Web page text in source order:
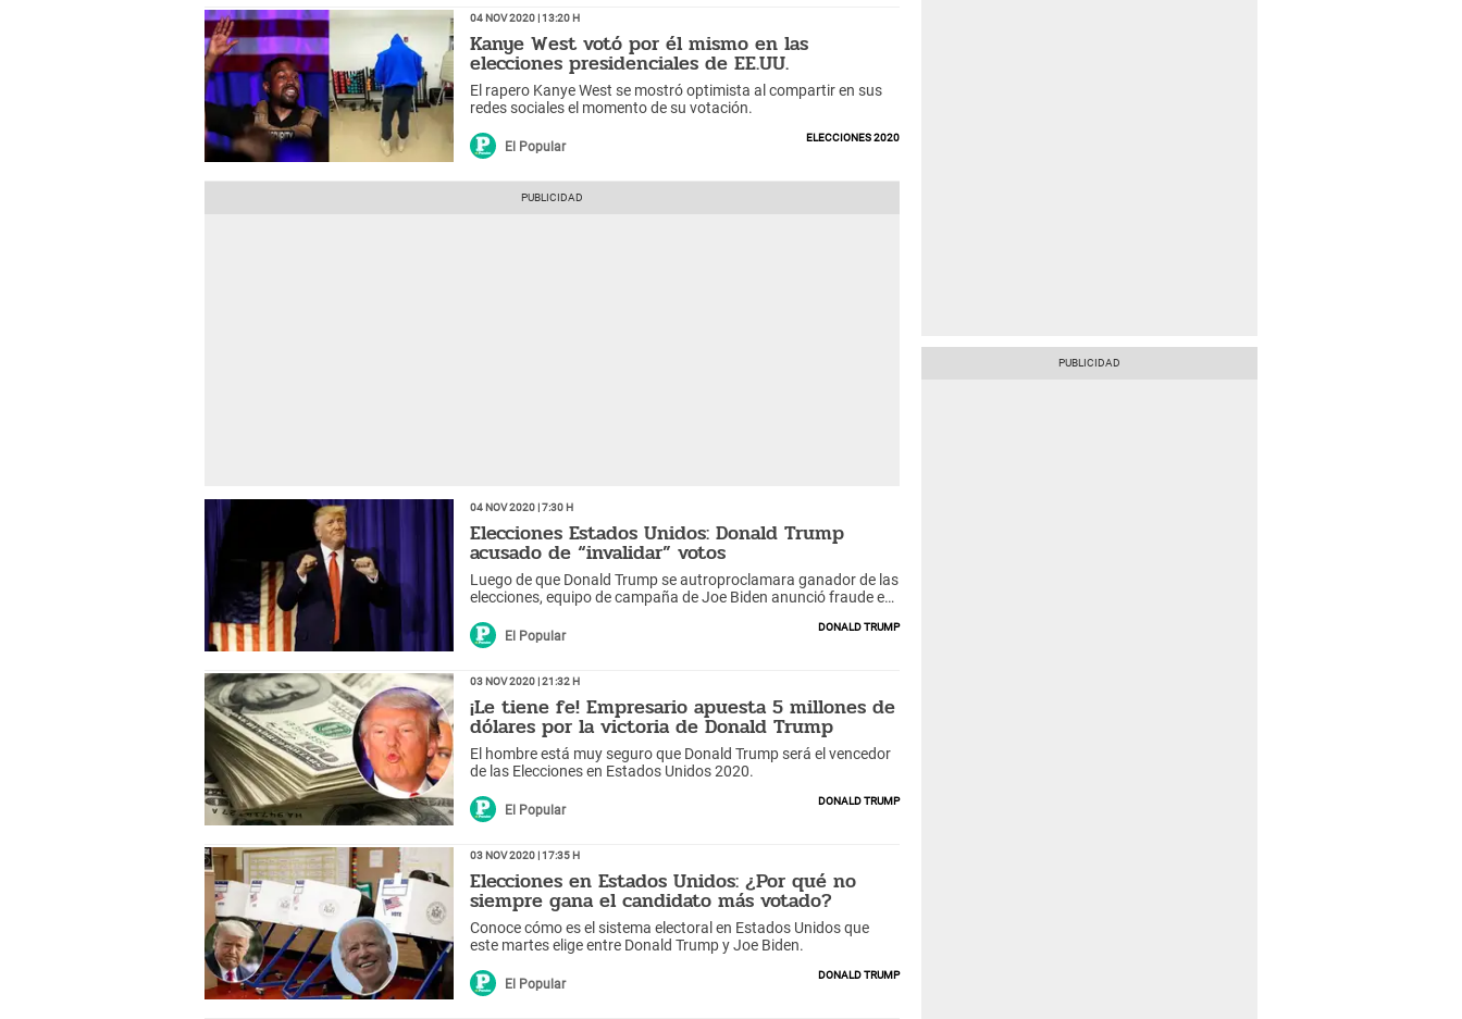
04 Nov 2020 | 13:20 h
Kanye West votó por él mismo en las
elecciones presidenciales de EE.UU.
El rapero Kanye West se mostró optimista al compartir en sus
redes sociales el momento de su votación.
El Popular
Elecciones 2020
04 Nov 2020 | 7:30 h
Elecciones Estados Unidos: Donald Trump
acusado de “invalidar” votos
Luego de que Donald Trump se autroproclamara ganador de las
elecciones, equipo de campaña de Joe Biden anunció fraude en
El Popular
Donald Trump
03 Nov 2020 | 21:32 h
¡Le tiene fe! Empresario apuesta 5 millones de
dólares por la victoria de Donald Trump
El hombre está muy seguro que Donald Trump será el vencedor
de las Elecciones en Estados Unidos 2020.
El Popular
Donald Trump
03 Nov 2020 | 17:35 h
Elecciones en Estados Unidos: ¿Por qué no
siempre gana el candidato más votado?
Conoce cómo es el sistema electoral en Estados Unidos que
este martes elige entre Donald Trump y Joe Biden.
El Popular
Donald Trump